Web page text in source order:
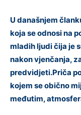
U današnjem
koja se odnosi na
mladih ljudi čija je
nakon vjenčanja,
predvidjeti.Priča
kojem se obično
međutim,